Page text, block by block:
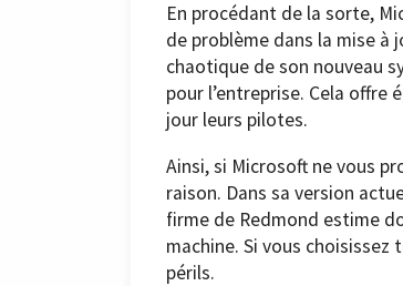
En procédant de la sorte,
de problème dans la mise à
chaotique de son nouveau
pour l’entreprise. Cela
jour leurs pilotes.
Ainsi, si Microsoft ne vous
raison. Dans sa version
firme de Redmond estime
machine. Si vous
périls.